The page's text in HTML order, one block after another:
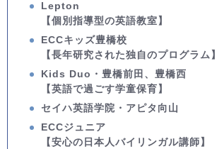
Lepton
【個別指導型の英語教室】
ECCキッズ豊橋校
【長年研究された独自のプログラム】
Kids Duo・豊橋前田、豊橋西
【英語で過ごす学童保育】
セイハ英語学院・アピタ向山
ECCジュニア
【安心の日本人バイリンガル講師】